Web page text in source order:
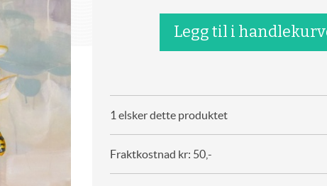
1 elsker dette produktet
Fraktkostnad kr: 50,-